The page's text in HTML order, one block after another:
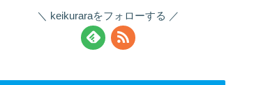
keikuraraをフォローする